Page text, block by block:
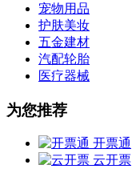
宠物用品
护肤美妆
五金建材
汽配轮胎
医疗器械
为您推荐
开票通
云开票